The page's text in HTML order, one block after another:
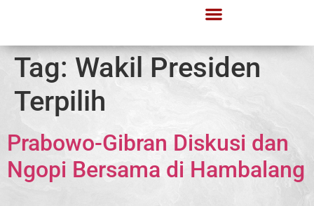
Tag: Wakil Presiden
Terpilih
Prabowo-Gibran Diskusi dan
Ngopi Bersama di Hambalang